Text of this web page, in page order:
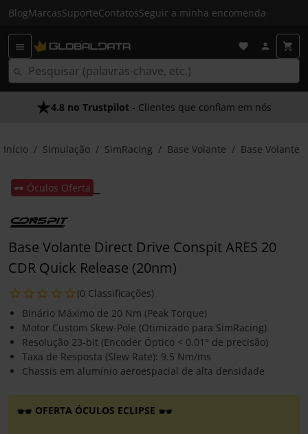
BlogMarcasSuporteContatosSeguir a minha encomenda
4.8 no Trustpilot - Clientes que confiam em nós
Início Simulação SimRacing Base Volante Base Volante
🕶️ Óculos Oferta
Base Volante Direct Drive Conspit ARES 20
CDR Quick Release (20nm)
(0 Classificações)
Binário Máximo de 20 Nm (Peak Torque)
Motor Custom Skew-Pole (Otimizado para SimRacing)
Resolução 23-bit (Encoder Óptico < 0.01° de precisão)
Taxa de Resposta (Slew Rate): 9.5 Nm/ms
Chassis em alumínio aeroespacial de alta densidade
OFERTA ÓCULOS ECLIPSE